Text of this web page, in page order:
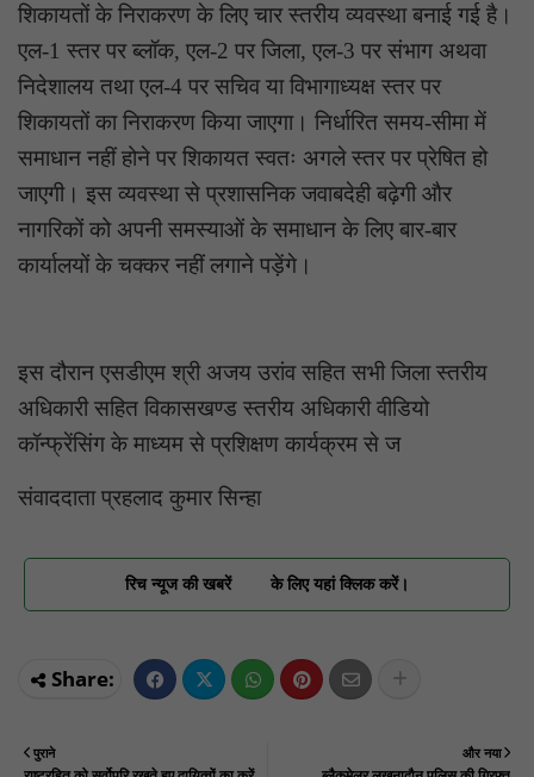
शिकायतों के निराकरण के लिए चार स्तरीय व्यवस्था बनाई गई है।
एल-1 स्तर पर ब्लॉक, एल-2 पर जिला, एल-3 पर संभाग अथवा
निदेशालय तथा एल-4 पर सचिव या विभागाध्यक्ष स्तर पर
शिकायतों का निराकरण किया जाएगा। निर्धारित समय-सीमा में
समाधान नहीं होने पर शिकायत स्वतः अगले स्तर पर प्रेषित हो
जाएगी। इस व्यवस्था से प्रशासनिक जवाबदेही बढ़ेगी और
नागरिकों को अपनी समस्याओं के समाधान के लिए बार-बार
कार्यालयों के चक्कर नहीं लगाने पड़ेंगे।
इस दौरान एसडीएम श्री अजय उरांव सहित सभी जिला स्तरीय
अधिकारी सहित विकासखण्ड स्तरीय अधिकारी वीडियो
कॉन्फ्रेंसिंग के माध्यम से प्रशिक्षण कार्यक्रम से ज
संवाददाता प्रहलाद कुमार सिन्हा
रिच न्यूज की खबरें के लिए यहां क्लिक करें।
और नया
पुराने